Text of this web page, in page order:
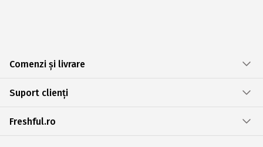
Comenzi și livrare
Suport clienți
Freshful.ro